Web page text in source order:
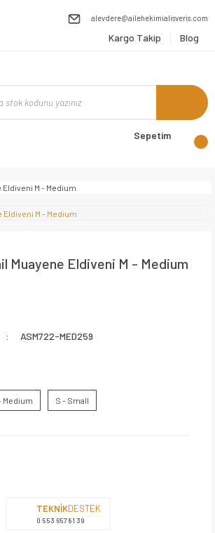
alevdere@ailehekimialisveris.com
Kargo Takip Blog
Sepetim
Muayene Eldiveni M - Medium
ASM722-MED259
Medium S - Small
TEKNİKDESTEK
0 553 657 81 39